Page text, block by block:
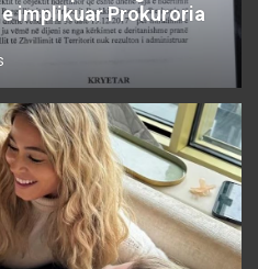
e implikuar Prokuroria